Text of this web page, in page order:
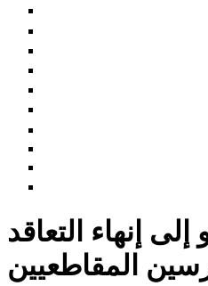
إنهاء التعاقد
المقاطعيين